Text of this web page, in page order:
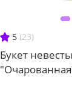
5 (23)
Букет невесты